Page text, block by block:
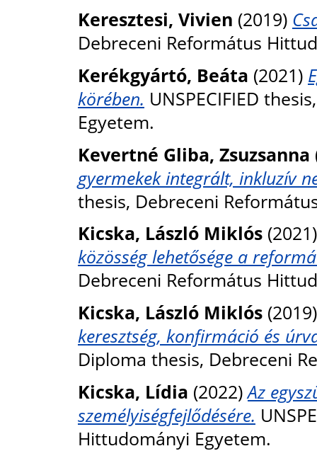
Keresztesi, Vivien (2019)
Debreceni Református
Kerékgyártó, Beáta (2021)
körében. UNSPECIFIED
Egyetem.
Kevertné Gliba, Zsuzsanna
gyermekek integrált, inkluzív
thesis, Debreceni
Kicska, László Miklós
közösség lehetősége a
Debreceni Református
Kicska, László Miklós
keresztség, konfirmáció és
Diploma thesis, Debreceni
Kicska, Lídia (2022)Az
személyiségfejlődésére.
Hittudományi Egyetem.